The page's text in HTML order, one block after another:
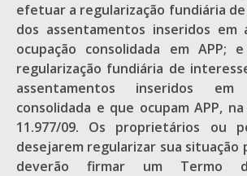
efetuar a regularização fundiária
dos assentamentos inseridos em
ocupação consolidada em APP;
regularização fundiária de
assentamentos inseridos
consolidada e que ocupam APP,
11.977/09. Os proprietários ou
desejarem regularizar sua situação
deverão firmar um Termo